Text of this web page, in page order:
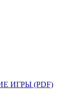
ИГРЫ (PDF)